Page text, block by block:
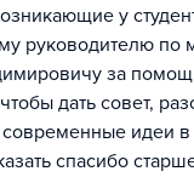
у
руководителю по
за
дать совет,
идеи
спасибо